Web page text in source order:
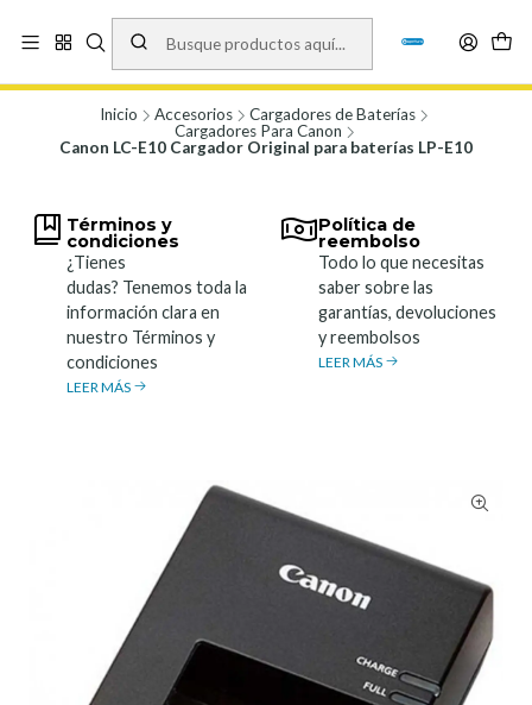
Vísita nuestro local en Los Agustinos 5478, Ñuñoa. Lunes a Viernes 9.30 a
19.00, Sábados 10:00 a 19:00 y Domingos de 10:00 a 17:00
Inicio Accesorios
Cargadores de Baterías
Cargadores Para Canon
Canon LC-E10 Cargador Original para baterías LP-E10
Términos y
condiciones
¿Tienes
dudas? Tenemos toda la
información clara en
nuestro Términos y
condiciones
LEER MÁS
Política de
reembolso
Todo lo que necesitas
saber sobre las
garantías, devoluciones
y reembolsos
LEER MÁS